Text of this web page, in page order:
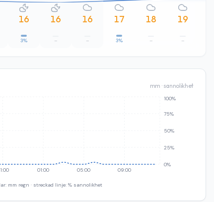
16
3%
16
–
16
–
17
3%
18
–
19
–
mm · sannolikhet
01:00 05:00 09:00
0%
25%
50%
75%
100%
mm regn · streckad linje: % sannolikhet